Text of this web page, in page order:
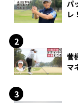
パ
レ
菅
マ